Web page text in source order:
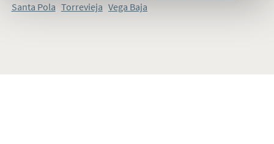
Santa Pola Torrevieja Vega Baja